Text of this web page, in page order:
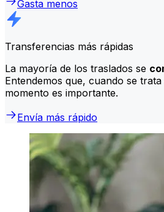
Gasta menos
Transferencias más rápidas
La mayoría de los traslados se
Entendemos que, cuando se
momento es importante.
Envía más rápido